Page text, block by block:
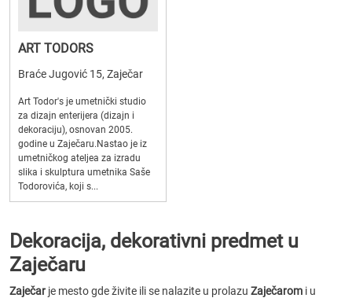
ART TODORS
Braće Jugović 15, Zaječar
Art Todor's je umetnički studio
za dizajn enterijera (dizajn i
dekoraciju), osnovan 2005.
godine u Zaječaru.Nastao je iz
umetničkog ateljea za izradu
slika i skulptura umetnika Saše
Todorovića, koji s...
Dekoracija, dekorativni predmet u
Zaječaru
Zaječar je mesto gde živite ili se nalazite u prolazu Zaječarom i u